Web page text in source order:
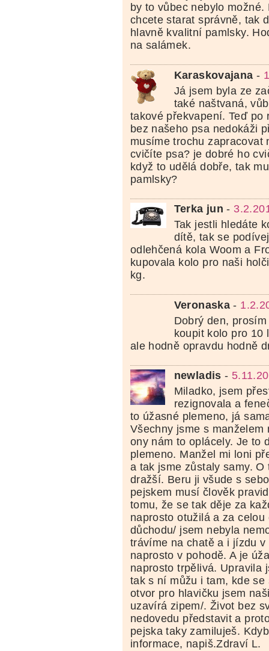
by to vůbec nebylo
chcete starat správně, tak
hlavně kvalitní pamlsky.
na salámek.
Karaskovajana -
Já jsem byla ze
také naštvaná,
takové překvapení. Teď po
bez našeho psa nedokáži
musíme trochu zapracovat
cvičíte psa? je dobré ho
když to udělá dobře, tak
pamlsky?
Terka jun -
Tak jestli hledáte
dítě, tak se
odlehčená kola Woom a
kupovala kolo pro naši
kg.
Veronaska -
Dobrý den,
koupit kolo pro 10
ale hodně opravdu hodně
newladis -
Miladko, jsem
rezignovala a
to úžasné plemeno, já
Všechny jsme s
ony nám to oplácely. Je to
plemeno. Manžel mi loni
a tak jsme zůstaly samy.
dražší. Beru ji všude s
pejskem musí člověk
tomu, že se tak děje za
naprosto otužilá a za
důchodu/ jsem nebyla
trávíme na chatě a i jízdu v
naprosto v pohodě. A je
naprosto trpělivá. Upravila
tak s ní můžu i tam, kde
otvor pro hlavičku jsem
uzavírá zipem/. Život bez
nedovedu představit a
pejska taky zamiluješ.
informace, napiš.Zdraví L.